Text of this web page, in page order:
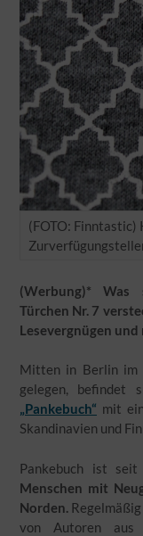
(FOTO: Finntastic)
(Werbung)* Was
Türchen Nr. 7
Lesevergnügen
Mitten in Berlin im
gelegen, befindet
„Pankebuch“ mit
Skandinavien und
Pankebuch ist
Menschen mit
Norden.
von Autoren aus